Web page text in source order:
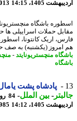
1405، 14:15
باشگاه منچستریونایتد
حملات اسراییلی ها
اریک کانتونا، اسطوره
(یکشنبه) به صف
منچستریونایتد-
پادشاه پشت یامال؛
-بین الملل-
1405، 14:12